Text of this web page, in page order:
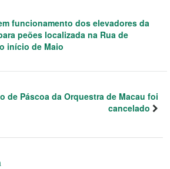
funcionamento dos elevadores da
peões localizada na Rua de
início de Maio
de Páscoa da Orquestra de Macau foi
cancelado